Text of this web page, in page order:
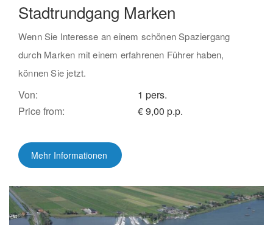
Stadtrundgang Marken
Wenn Sie Interesse an einem schönen Spaziergang
durch Marken mit einem erfahrenen Führer haben,
können Sie jetzt.
Von:
1 pers.
Price from:
€ 9,00 p.p.
Mehr Informationen